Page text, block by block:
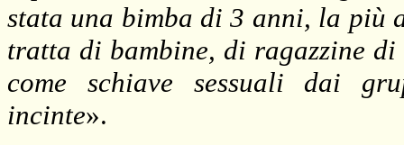
stata una bimba di 3 anni, la più
tratta di bambine, di ragazzine
come schiave sessuali dai
incinte».